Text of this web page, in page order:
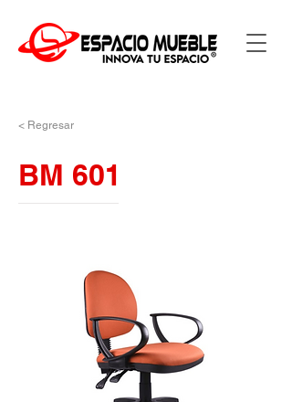
< Regresar
BM 601